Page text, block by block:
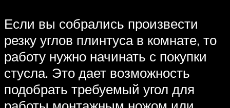
Если вы собрались произвести
резку углов плинтуса в комнате, то
работу нужно начинать с покупки
стусла. Это дает возможность
подобрать требуемый угол для